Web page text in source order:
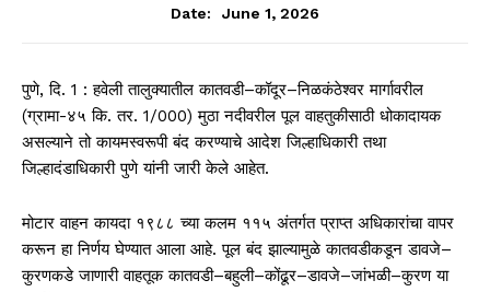
Date:
June 1, 2026
पुणे, दि. 1 : हवेली तालुक्यातील कातवडी–कॉदूर–निळकंठेश्वर मार्गावरील
(ग्रामा-४५ कि. तर. 1/000) मुठा नदीवरील पूल वाहतुकीसाठी धोकादायक
असल्याने तो कायमस्वरूपी बंद करण्याचे आदेश जिल्हाधिकारी तथा
जिल्हादंडाधिकारी पुणे यांनी जारी केले आहेत.
मोटार वाहन कायदा १९८८ च्या कलम ११५ अंतर्गत प्राप्त अधिकारांचा वापर
करून हा निर्णय घेण्यात आला आहे. पूल बंद झाल्यामुळे कातवडीकडून डावजे–
कुरणकडे जाणारी वाहतूक कातवडी–बहुली–कोंढूर–डावजे–जांभळी–कुरण या